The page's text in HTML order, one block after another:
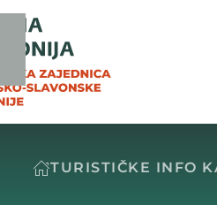
TURISTIČKE INFO